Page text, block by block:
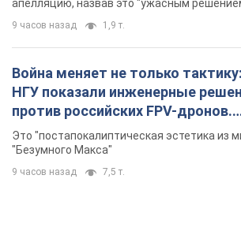
апелляцию, назвав это "ужасным
9 часов назад 1,9 т.
Война меняет не только
НГУ показали инженерные
против российских FPV-дронов.
Фото
Это "постапокалиптическая эстетика из
"Безумного Макса"
9 часов назад 7,5 т.